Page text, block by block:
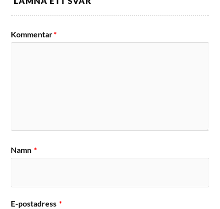
Kommentar*
Namn *
E-postadress *